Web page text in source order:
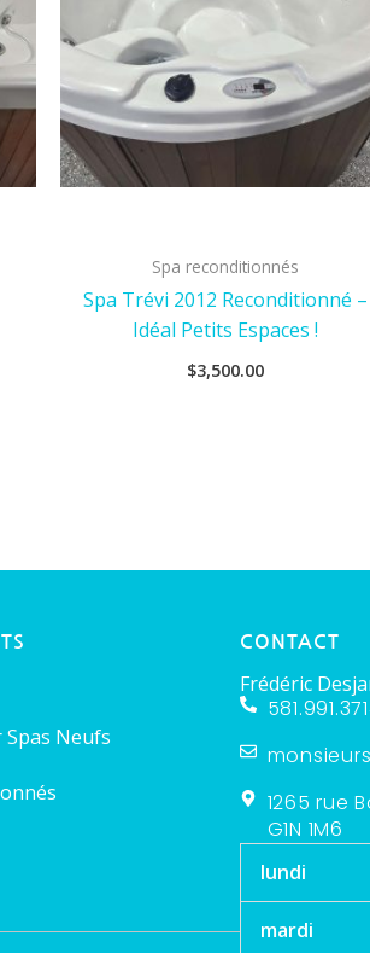
Spa reconditionnés
Spa Trévi 2012 Reconditionné –
Idéal Petits Espaces !
$3,500.00
Spas Neufs
CONTACT
Frédéric
1265 rue
G1N 1M6
lundi
mardi